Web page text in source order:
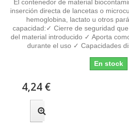
El contenedor de material
inserción directa de lancetas o
hemoglobina, lactato u otros
capacidad:✓ Cierre de seguridad
del material introducido ✓ Aporta
durante el uso ✓ Capacidades
En stock
4,24 €